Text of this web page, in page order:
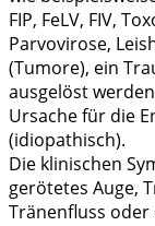
FIP, FeLV, FIV,
Parvovirose,
(Tumore), ein
ausgelöst
Ursache für die
(idiopathisch).
Die klinischen
gerötetes Auge,
Tränenfluss oder